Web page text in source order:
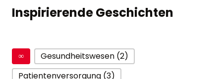
Inspirierende Geschichten
∞
Gesundheitswesen (2)
Patientenversorgung (3)